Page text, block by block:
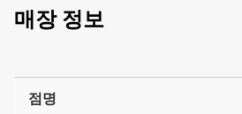
매장 정보
점명